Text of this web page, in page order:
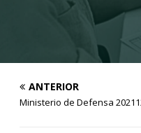
ANTERIOR
Ministerio de Defensa